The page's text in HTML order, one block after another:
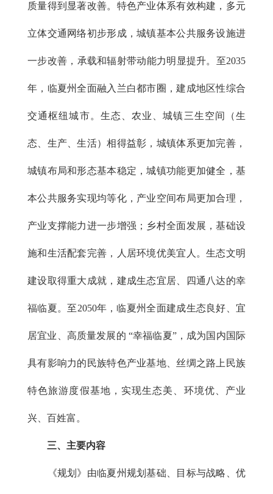
质量得到显著改善。特色产业体系有效构建，多元
立体交通网络初步形成，城镇基本公共服务设施进
一步改善，承载和辐射带动能力明显提升。至2035
年，临夏州全面融入兰白都市圈，建成地区性综合
交通枢纽城市。生态、农业、城镇三生空间（生
态、生产、生活）相得益彰，城镇体系更加完善，
城镇布局和形态基本稳定，城镇功能更加健全，基
本公共服务实现均等化，产业空间布局更加合理，
产业支撑能力进一步增强；乡村全面发展，基础设
施和生活配套完善，人居环境优美宜人。生态文明
建设取得重大成就，建成生态宜居、四通八达的幸
福临夏。至2050年，临夏州全面建成生态良好、宜
居宜业、高质量发展的 “幸福临夏”，成为国内国际
具有影响力的民族特色产业基地、丝绸之路上民族
特色旅游度假基地，实现生态美、环境优、产业
兴、百姓富。
三、主要内容
《规划》由临夏州规划基础、目标与战略、优